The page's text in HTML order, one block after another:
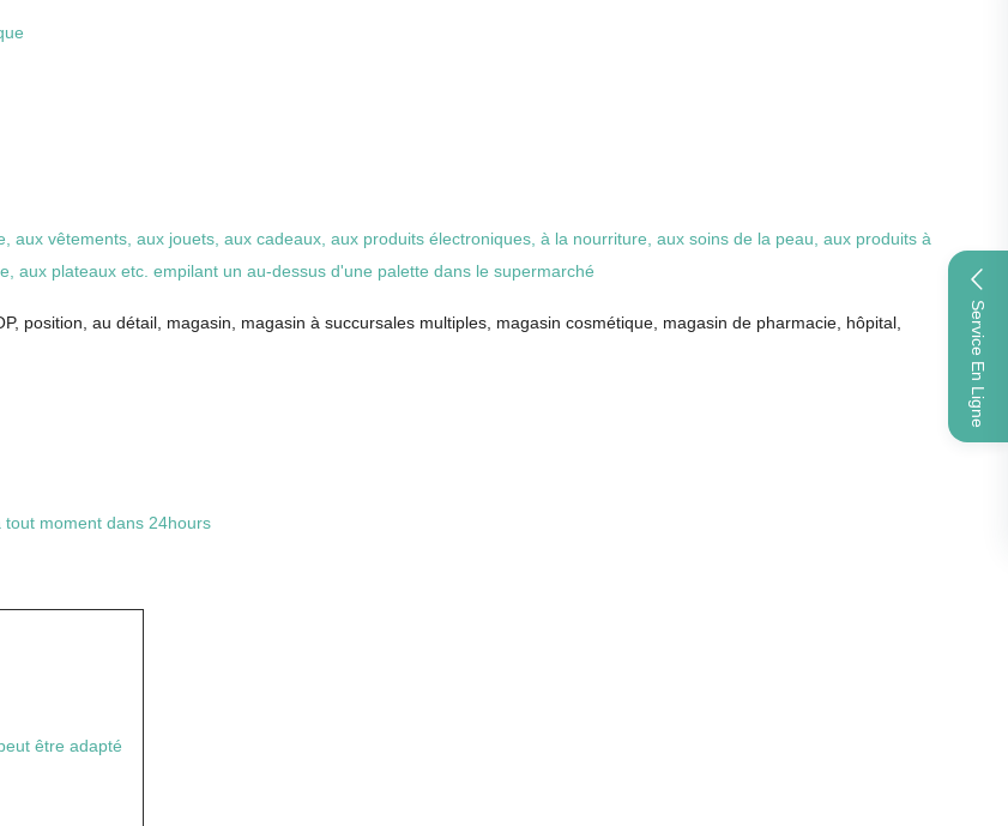
Service En Ligne
vêtements, aux jouets, aux cadeaux, aux produits électroniques, à la nourriture, aux soins de la peau, aux produits à
aux plateaux etc. empilant un au-dessus d'une palette dans le supermarché
position, au détail, magasin, magasin à succursales multiples, magasin cosmétique, magasin de pharmacie, hôpital,
moment dans 24hours
peut être adapté